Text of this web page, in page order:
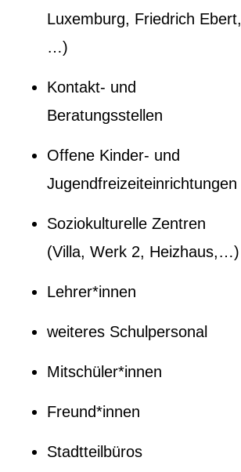
Luxemburg, Friedrich Ebert,
…)
Kontakt- und
Beratungsstellen
Offene Kinder- und
Jugendfreizeiteinrichtungen
Soziokulturelle Zentren
(Villa, Werk 2, Heizhaus,…)
Lehrer*innen
weiteres Schulpersonal
Mitschüler*innen
Freund*innen
Stadtteilbüros